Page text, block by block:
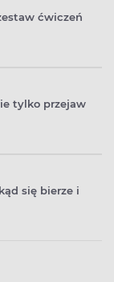
ćwiczeń
tylko przejaw
się bierze i